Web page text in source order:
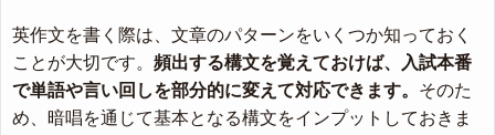
英作文を書く際は、文章のパターンをいくつか知っておく
ことが大切です。 頻出する構文を覚えておけば、入試本番
で単語や言い回しを部分的に変えて対応できます。 そのた
め、暗唱を通じて基本となる構文をインプットしておきま